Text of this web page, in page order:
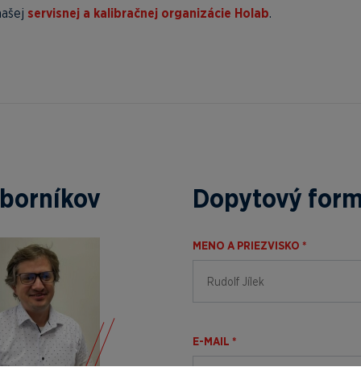
servisnej a kalibračnej organizácie Holab.
Dopytový
MENO A PRIEZVISKO *
E-MAIL *